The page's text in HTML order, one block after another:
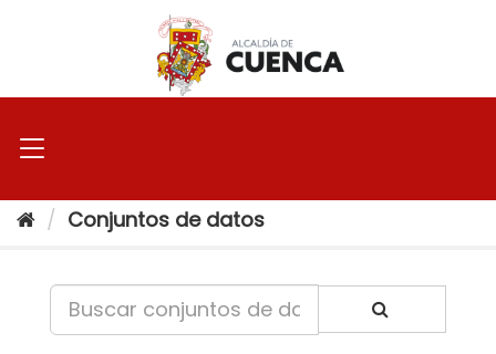
Conjuntos de datos